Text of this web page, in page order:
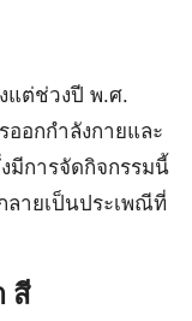
แต่ช่วงปี พ.ศ.
ออกกำลังกายและ
มีการจัดกิจกรรมนี้
ลายเป็นประเพณีที่
สี